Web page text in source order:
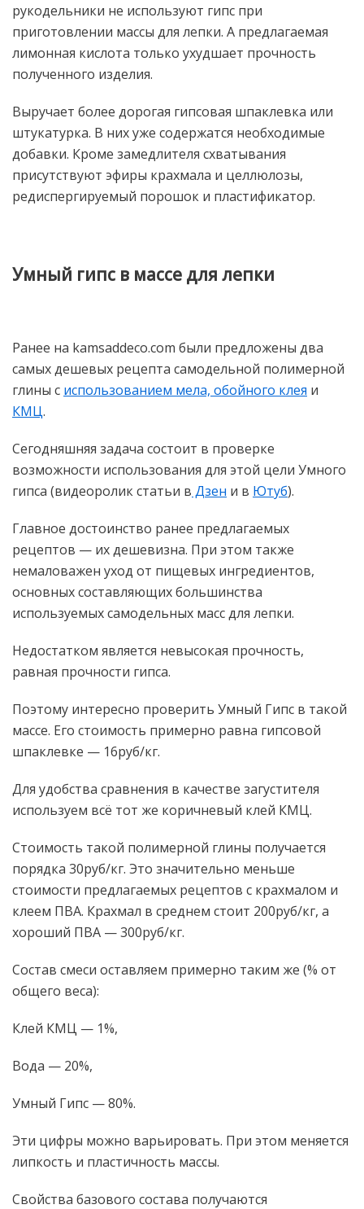
рукодельники не используют гипс при
приготовлении массы для лепки. А предлагаемая
лимонная кислота только ухудшает прочность
полученного изделия.
Выручает более дорогая гипсовая шпаклевка или
штукатурка. В них уже содержатся необходимые
добавки. Кроме замедлителя схватывания
присутствуют эфиры крахмала и целлюлозы,
редиспергируемый порошок и пластификатор.
Умный гипс в массе для лепки
Ранее на kamsaddeco.com были предложены два
самых дешевых рецепта самодельной полимерной
глины с использованием мела, обойного клея и
КМЦ.
Сегодняшняя задача состоит в проверке
возможности использования для этой цели Умного
гипса (видеоролик статьи в Дзен и в Ютуб).
Главное достоинство ранее предлагаемых
рецептов — их дешевизна. При этом также
немаловажен уход от пищевых ингредиентов,
основных составляющих большинства
используемых самодельных масс для лепки.
Недостатком является невысокая прочность,
равная прочности гипса.
Поэтому интересно проверить Умный Гипс в такой
массе. Его стоимость примерно равна гипсовой
шпаклевке — 16руб/кг.
Для удобства сравнения в качестве загустителя
используем всё тот же коричневый клей КМЦ.
Стоимость такой полимерной глины получается
порядка 30руб/кг. Это значительно меньше
стоимости предлагаемых рецептов с крахмалом и
клеем ПВА. Крахмал в среднем стоит 200руб/кг, а
хороший ПВА — 300руб/кг.
Состав смеси оставляем примерно таким же (% от
общего веса):
Клей КМЦ — 1%,
Вода — 20%,
Умный Гипс — 80%.
Эти цифры можно варьировать. При этом меняется
липкость и пластичность массы.
Свойства базового состава получаются